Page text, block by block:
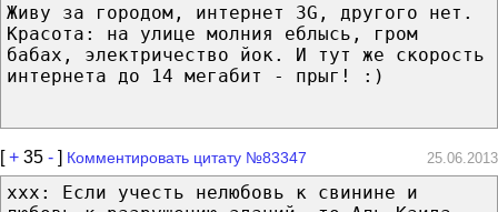
Живу за городом, интернет 3G, другого нет.
Красота: на улице молния еблысь, гром
бабах, электричество йок. И тут же скорость
интернета до 14 мегабит - прыг! :)
[+ 35 - ] Комментировать цитату №83347 25.06.2013
xxx: Если учесть нелюбовь к свинине и